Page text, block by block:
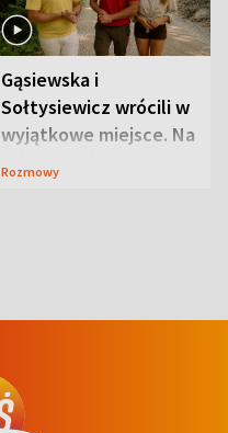
Gąsiewska i
Sołtysiewicz wrócili w
wyjątkowe miejsce. Na
szlaku czekał
Rozmowy